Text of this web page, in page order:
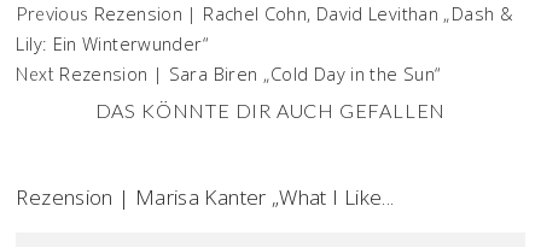
Previous Rezension | Rachel Cohn, David Levithan „Dash &
Lily: Ein Winterwunder“
Next Rezension | Sara Biren „Cold Day in the Sun“
DAS KÖNNTE DIR AUCH GEFALLEN
Rezension | Marisa Kanter „What I Like...